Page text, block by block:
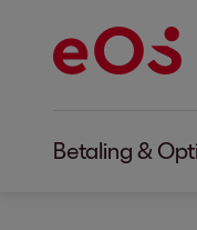
Betaling &